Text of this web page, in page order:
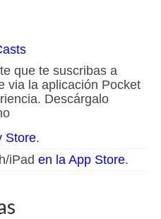
que te suscribas a
via la aplicación Pocket
Descárgalo
Store.
iPad en la App Store.